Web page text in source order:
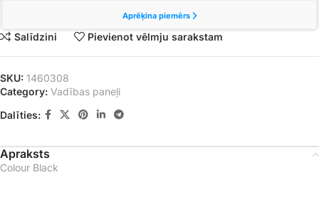
Salīdzini Pievienot vēlmju sarakstam
SKU: 1460308
Category: Vadības paneļi
Dalīties:
Apraksts
Colour Black